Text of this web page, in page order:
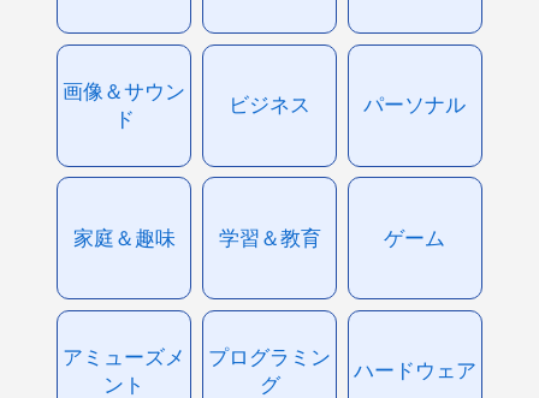
画像＆サウン
ド
ビジネス パーソナル
家庭＆趣味 学習＆教育 ゲーム
アミューズメ
ント
プログラミン
グ
ハードウェア